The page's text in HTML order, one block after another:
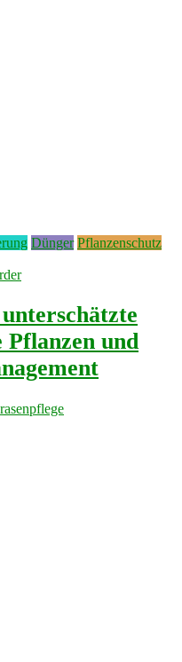
Dünger Pflanzenschutz
Pflanzen und
rasenpflege